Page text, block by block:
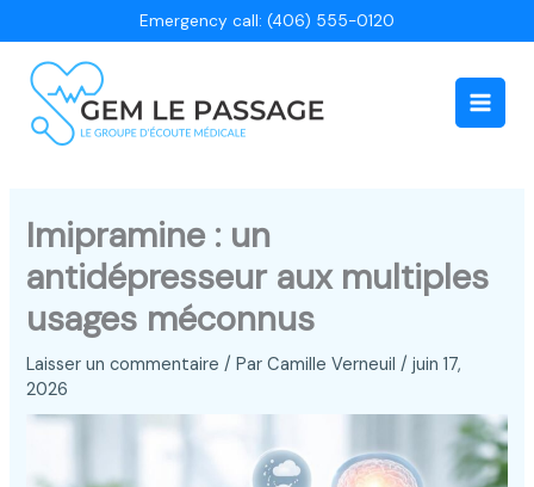
au
contenu
Emergency call: (406) 555-0120
Main
Imipramine : un
antidépresseur aux multiples
usages méconnus
Laisser un commentaire / ParCamille Verneuil/juin 17,
2026